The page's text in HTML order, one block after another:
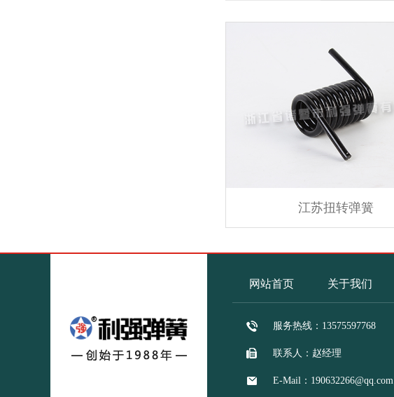
江苏扭转弹簧
网站首页 关于我们
服务热线：13575597768
联系人：赵经理
E-Mail：190632266@qq.com